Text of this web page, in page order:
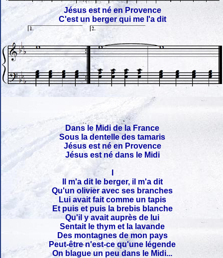
Jésus est né en Provence
C'est un berger qui me l'a dit
Dans le Midi de la France
Sous la dentelle des tamaris
Jésus est né en Provence
Jésus est né dans le Midi
Il m'a dit le berger, il m'a dit
Qu'un olivier avec ses branches
Lui avait fait comme un tapis
Et puis et puis la brebis blanche
Qu'il y avait auprès de lui
Sentait le thym et la lavande
Des montagnes de mon pays
Peut-être n'est-ce qu'une légende
On blague un peu dans le Midi...